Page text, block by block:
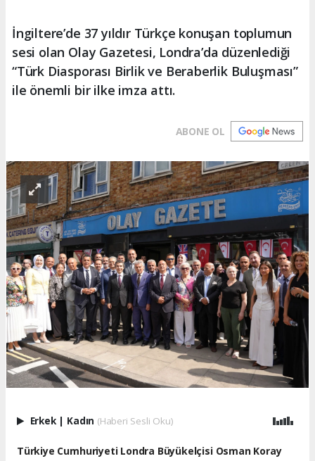
İngiltere’de 37 yıldır Türkçe konuşan toplumun
sesi olan Olay Gazetesi, Londra’da düzenlediği
“Türk Diasporası Birlik ve Beraberlik Buluşması”
ile önemli bir ilke imza attı.
ABONE OL
Erkek | Kadın (Haberi Sesli Oku)
Türkiye Cumhuriyeti Londra Büyükelçisi Osman Koray